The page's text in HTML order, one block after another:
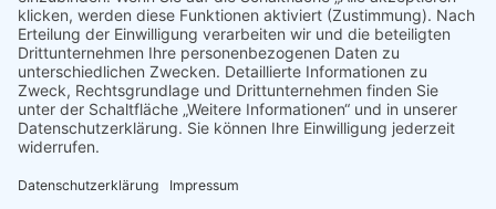
Mittwoch
geschlossen
Weitere Termin nach Vereinbarung
CONTACT US
Diese E-Mail-Adresse ist vor Spambots geschützt! Zur Anzeige